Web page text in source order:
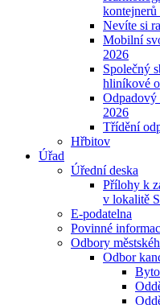
kontejnerů
Nevíte si
Mobilní
2026
Společný
hliníkové
Odpadový
2026
Třídění
Hřbitov
Úřad
Úřední deska
Přílohy k
v lokalitě
E-podatelna
Povinné
Odbory
Odbor